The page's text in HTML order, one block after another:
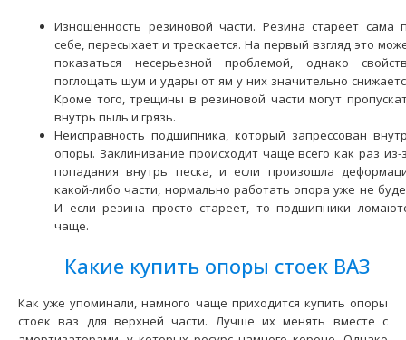
Опоры стоек SS20 Classic Спорт ВАЗ-2108-2115 (комплект
2 шт.)
1873 грн.
21099 "Lada Samara", 2113, 2114, 2115 "Lada..
Изношенность резиновой части. Резина стареет сама
себе, пересыхает и трескается. На первый взгляд это
показаться несерьезной проблемой, однако
поглощать шум и удары от ям у них значительно
Кроме того, трещины в резиновой части могут
внутрь пыль и грязь.
Неисправность подшипника, который запрессован
опоры. Заклинивание происходит чаще всего как раз из-
попадания внутрь песка, и если произошла
какой-либо части, нормально работать опора уже не
И если резина просто стареет, то подшипники
чаще.
Какие купить опоры стоек ВАЗ
Как уже упоминали, намного чаще приходится купить опоры
стоек ваз для верхней части. Лучше их менять вместе с